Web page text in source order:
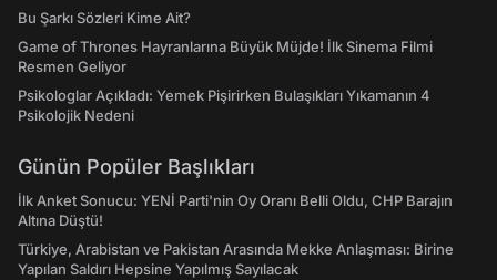
Bu Şarkı Sözleri Kime Ait?
Game of Thrones Hayranlarına Büyük Müjde! İlk Sinema Filmi
Resmen Geliyor
Psikologlar Açıkladı: Yemek Pişirirken Bulaşıkları Yıkamanın 4
Psikolojik Nedeni
Günün Popüler Başlıkları
İlk Anket Sonucu: YENİ Parti'nin Oy Oranı Belli Oldu, CHP Barajın
Altına Düştü!
Türkiye, Arabistan ve Pakistan Arasında Mekke Anlaşması: Birine
Yapılan Saldırı Hepsine Yapılmış Sayılacak